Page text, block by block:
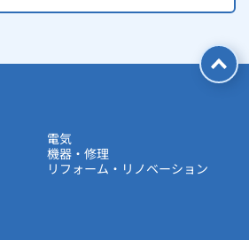
電気
機器・修理
リフォーム・リノベーション